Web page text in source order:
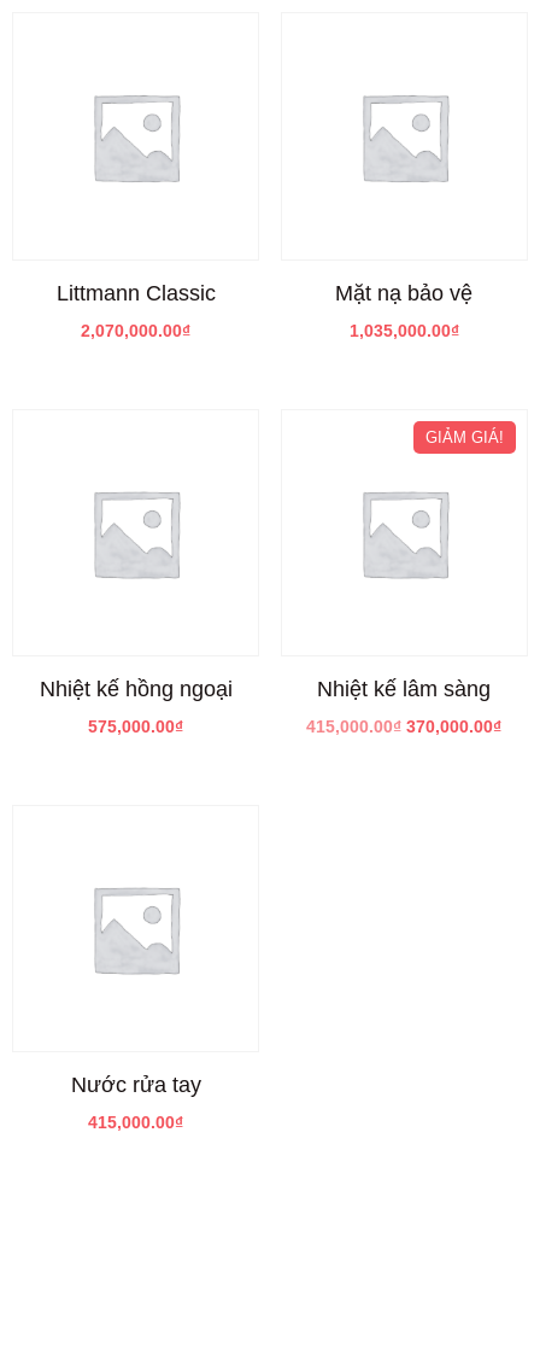
Littmann Classic
2,070,000.00₫
Mặt nạ bảo vệ
1,035,000.00₫
Nhiệt kế hồng ngoại
575,000.00₫
GIẢM GIÁ!
Nhiệt kế lâm sàng
415,000.00₫ 370,000.00₫
Nước rửa tay
415,000.00₫